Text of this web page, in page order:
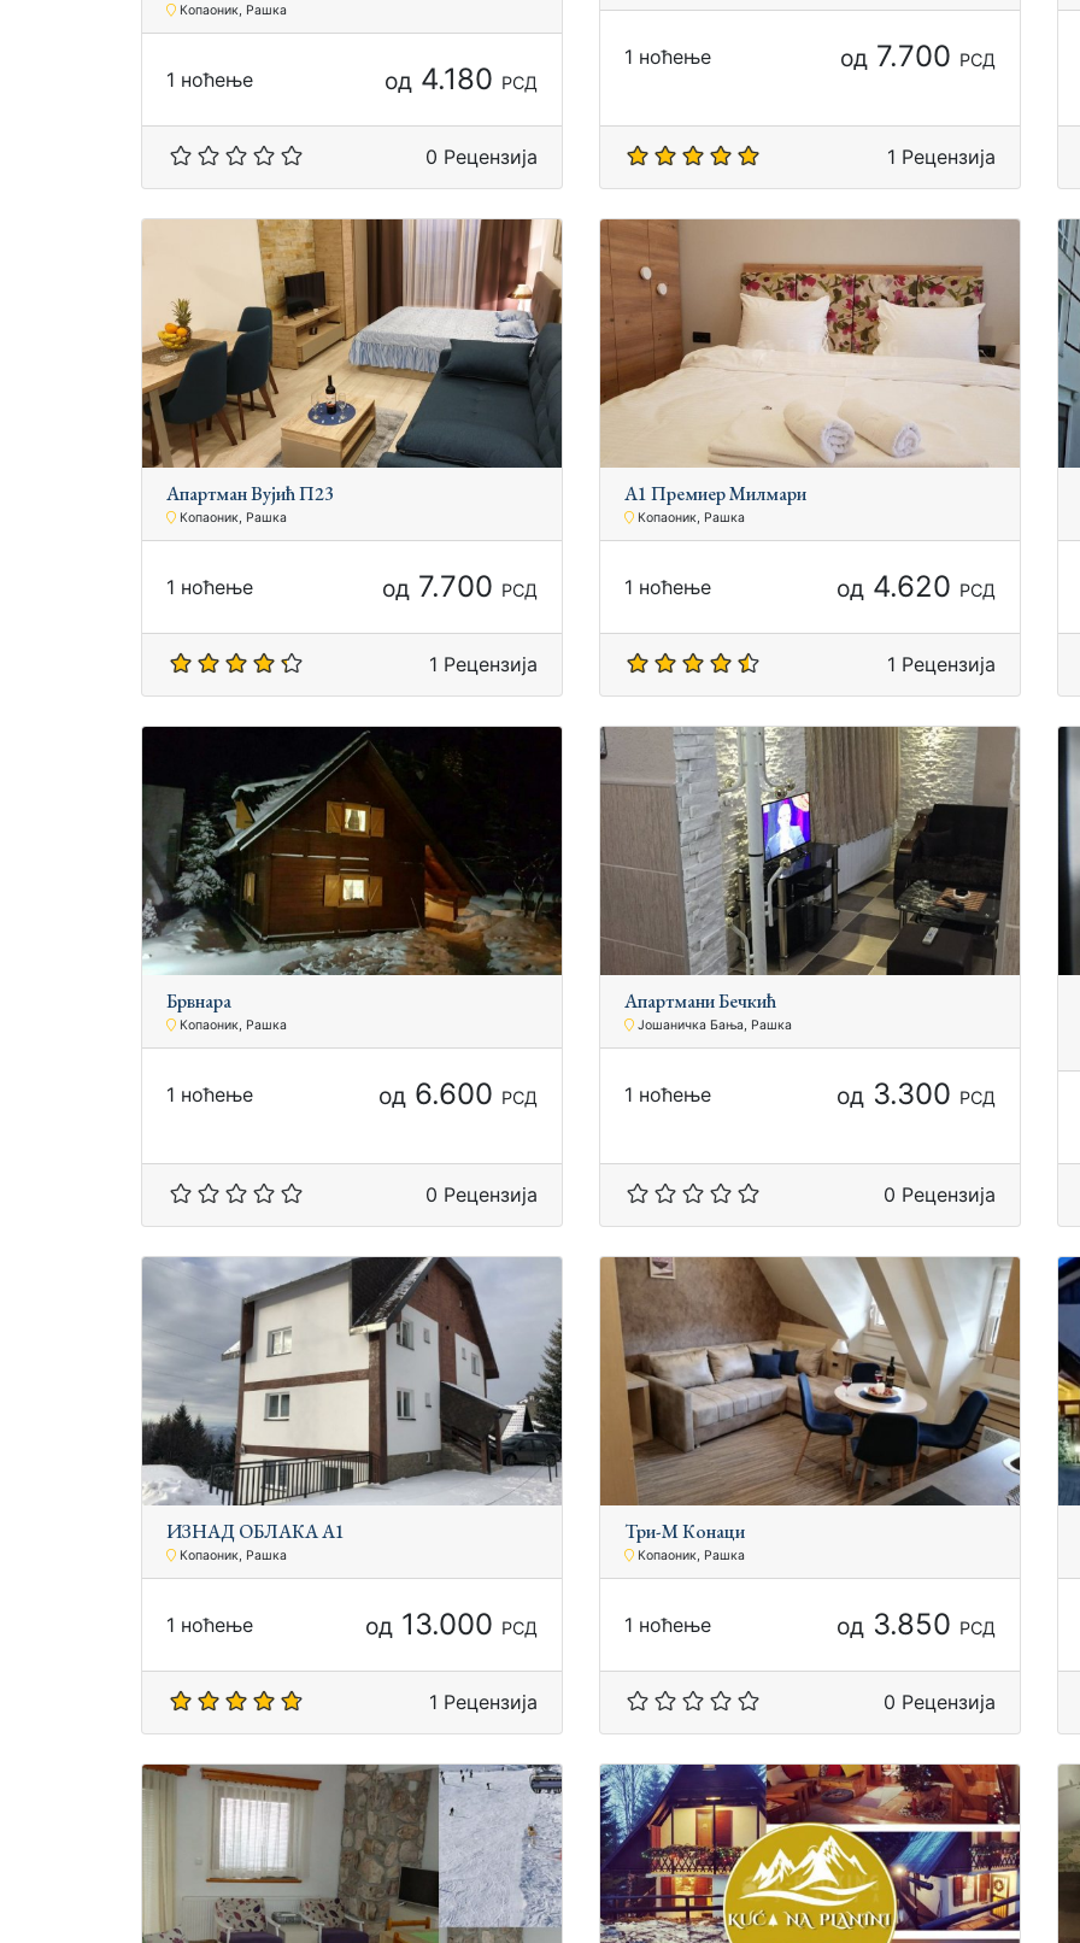
Копаоник, Рашка
1 ноћење од4.180 РСД
0 Рецензија
1 ноћење од7.700 РСД
1 Рецензија
Апартман Вујић П23
Копаоник, Рашка
1 ноћење од7.700 РСД
1 Рецензија
А1 Премиер Милмари
Копаоник, Рашка
1 ноћење од4.620 РСД
1 Рецензија
Брвнара
Копаоник, Рашка
1 ноћење од6.600 РСД
0 Рецензија
Апартмани Бечкић
Јошаничка Бања, Рашка
1 ноћење од3.300 РСД
0 Рецензија
ИЗНАД ОБЛАКА А1
Копаоник, Рашка
1 ноћење од13.000 РСД
1 Рецензија
Три-М Конаци
Копаоник, Рашка
1 ноћење од3.850 РСД
0 Рецензија